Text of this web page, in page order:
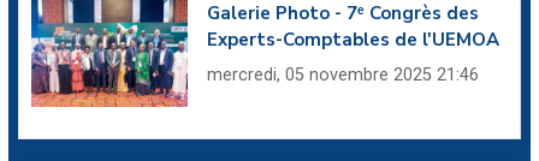
Galerie Photo - 7ᵉ Congrès des
Experts-Comptables de l'UEMOA
mercredi, 05 novembre 2025 21:46